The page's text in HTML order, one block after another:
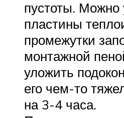
пустоты. Можно
пластины
промежутки
монтажной
уложить
его чем-то
на 3-4 часа.